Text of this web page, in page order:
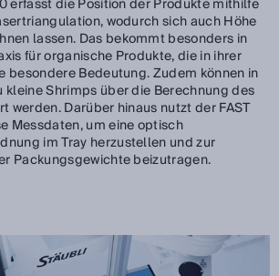
wodurch sich auch Höhe
lassen. Das bekommt besonders in
für organische Produkte, die in ihrer
besondere Bedeutung. Zudem können in
kleine Shrimps über die Berechnung des
werden. Darüber hinaus nutzt der FAST
Messdaten, um eine optisch
im Tray herzustellen und zur
Packungsgewichte beizutragen.